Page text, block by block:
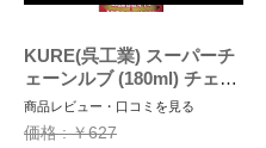
KURE(呉工業) スーパーチ
ェーンルブ (180ml) チェー
ン専用プレミアム潤滑剤 [
品番 ] 1068 [HTRC2.1]
商品レビュー・口コミを見る
価格 : ￥627